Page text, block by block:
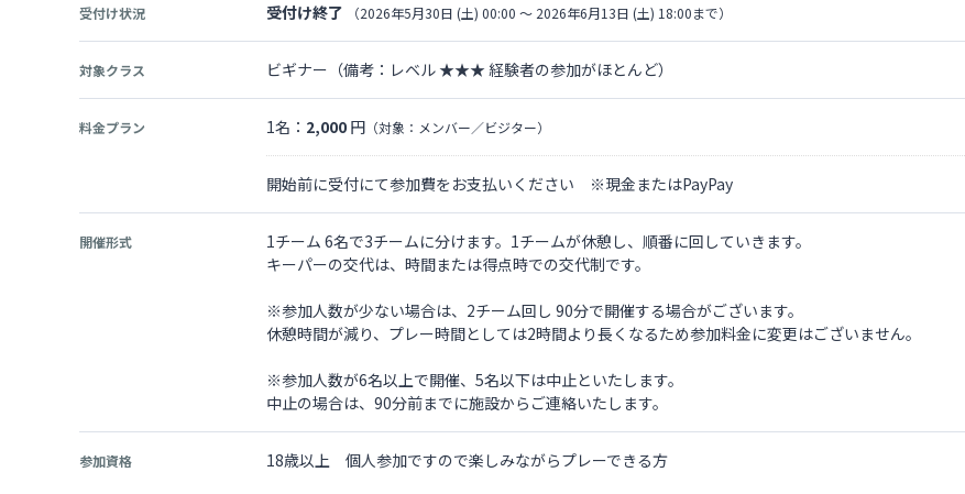
受付け状況 受付け終了 （2026年5月30日 (土) 00:00 〜 2026年6月13日 (土) 18:00まで）
対象クラス ビギナー（備考：レベル ★★★ 経験者の参加がほとんど）
料金プラン 1名： 2,000 円 （対象：メンバー／ビジター）
開始前に受付にて参加費をお支払いください ※現金またはPayPay
開催形式
1チーム 6名で3チームに分けます。1チームが休憩し、順番に回していきます。
キーパーの交代は、時間または得点時での交代制です。
※参加人数が少ない場合は、2チーム回し 90分で開催する場合がございます。
休憩時間が減り、プレー時間としては2時間より長くなるため参加料金に変更はございません。
※参加人数が6名以上で開催、5名以下は中止といたします。
中止の場合は、90分前までに施設からご連絡いたします。
参加資格 18歳以上 個人参加ですので楽しみながらプレーできる方